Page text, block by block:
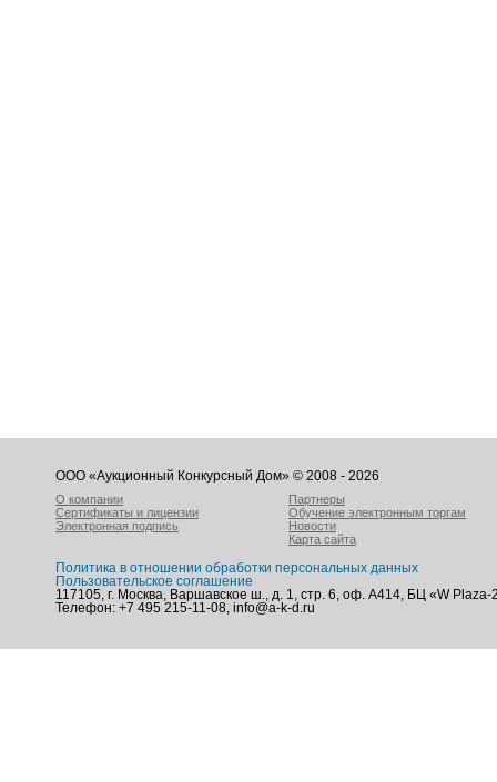
ООО «Аукционный Конкурсный Дом» © 2008 - 2026
О компании
Сертификаты и лицензии
Электронная подпись
Партнеры
Обучение электронным торгам
Новости
Карта сайта
Политика в отношении обработки персональных данных
Пользовательское соглашение
117105, г. Москва, Варшавское ш., д. 1, стр. 6, оф. А414, БЦ «W Plaza-
Телефон: +7 495 215-11-08, info@a-k-d.ru